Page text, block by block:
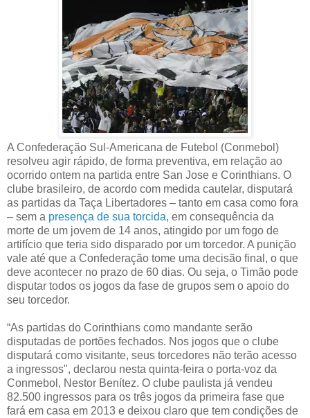
A Confederação Sul-Americana de Futebol (Conmebol)
resolveu agir rápido, de forma preventiva, em relação ao
ocorrido ontem na partida entre San Jose e Corinthians. O
clube brasileiro, de acordo com medida cautelar, disputará
as partidas da Taça Libertadores – tanto em casa como fora
– sem a presença de sua torcida, em consequência da
morte de um jovem de 14 anos, atingido por um fogo de
artifício que teria sido disparado por um torcedor. A punição
vale até que a Confederação tome uma decisão final, o que
deve acontecer no prazo de 60 dias. Ou seja, o Timão pode
disputar todos os jogos da fase de grupos sem o apoio do
seu torcedor.
“As partidas do Corinthians como mandante serão
disputadas de portões fechados. Nos jogos que o clube
disputará como visitante, seus torcedores não terão acesso
a ingressos", declarou nesta quinta-feira o porta-voz da
Conmebol, Nestor Benítez. O clube paulista já vendeu
82.500 ingressos para os três jogos da primeira fase que
fará em casa em 2013 e deixou claro que tem condições de